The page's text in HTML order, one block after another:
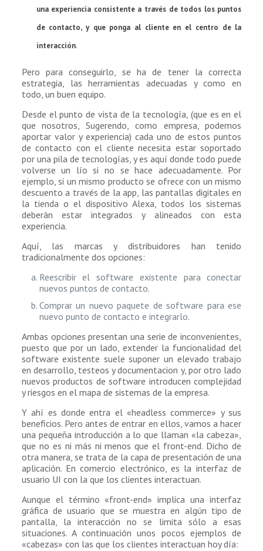
una experiencia consistente a través de todos los puntos
de contacto, y que ponga al cliente en el centro de la
interacción.
Pero para conseguirlo, se ha de tener la correcta
estrategia, las herramientas adecuadas y como en
todo, un buen equipo.
Desde el punto de vista de la tecnología, (que es en el
que nosotros, Sugerendo, como empresa, podemos
aportar valor y experiencia) cada uno de estos puntos
de contacto con el cliente necesita estar soportado
por una pila de tecnologías, y es aquí donde todo puede
volverse un lío si no se hace adecuadamente. Por
ejemplo, si un mismo producto se ofrece con un mismo
descuento a través de la app, las pantallas digitales en
la tienda o el dispositivo Alexa, todos los sistemas
deberán estar integrados y alineados con esta
experiencia.
Aquí, las marcas y distribuidores han tenido
tradicionalmente dos opciones:
Reescribir el software existente para conectar
nuevos puntos de contacto.
Comprar un nuevo paquete de software para ese
nuevo punto de contacto e integrarlo.
Ambas opciones presentan una serie de inconvenientes,
puesto que por un lado, extender la funcionalidad del
software existente suele suponer un elevado trabajo
en desarrollo, testeos y documentacion y, por otro lado
nuevos productos de software introducen complejidad
y riesgos en el mapa de sistemas de la empresa.
Y ahí es donde entra el «headless commerce» y sus
beneficios. Pero antes de entrar en ellos, vamos a hacer
una pequeña introducción a lo que llaman «la cabeza»,
que no es ni más ni menos que el front-end. Dicho de
otra manera, se trata de la capa de presentación de una
aplicación. En comercio electrónico, es la interfaz de
usuario UI con la que los clientes interactuan.
Aunque el término «front-end» implica una interfaz
gráfica de usuario que se muestra en algún tipo de
pantalla, la interacción no se limita sólo a esas
situaciones. A continuación unos pocos ejemplos de
«cabezas» con las que los clientes interactuan hoy día: